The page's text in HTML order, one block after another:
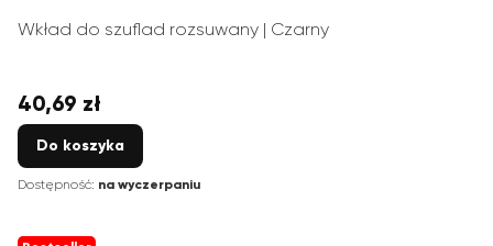
Wkład do szuflad rozsuwany | Czarny
Cena
40,69 zł
Do koszyka
Dostępność: na wyczerpaniu